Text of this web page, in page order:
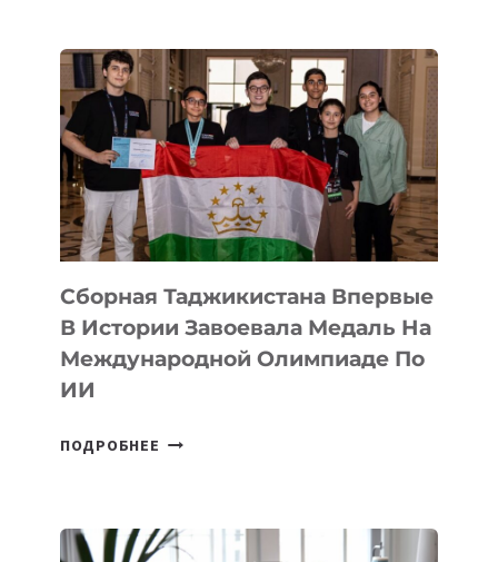
ASTANA
ПРЕДСТАВИЛИ
АРТ-
ФИЛЬМ
TENGRIDA:
CYBER
STEPPE
Сборная Таджикистана Впервые
В Истории Завоевала Медаль На
Международной Олимпиаде По
ИИ
ПОДРОБНЕЕ СБОРНАЯ
ИСТОРИИ